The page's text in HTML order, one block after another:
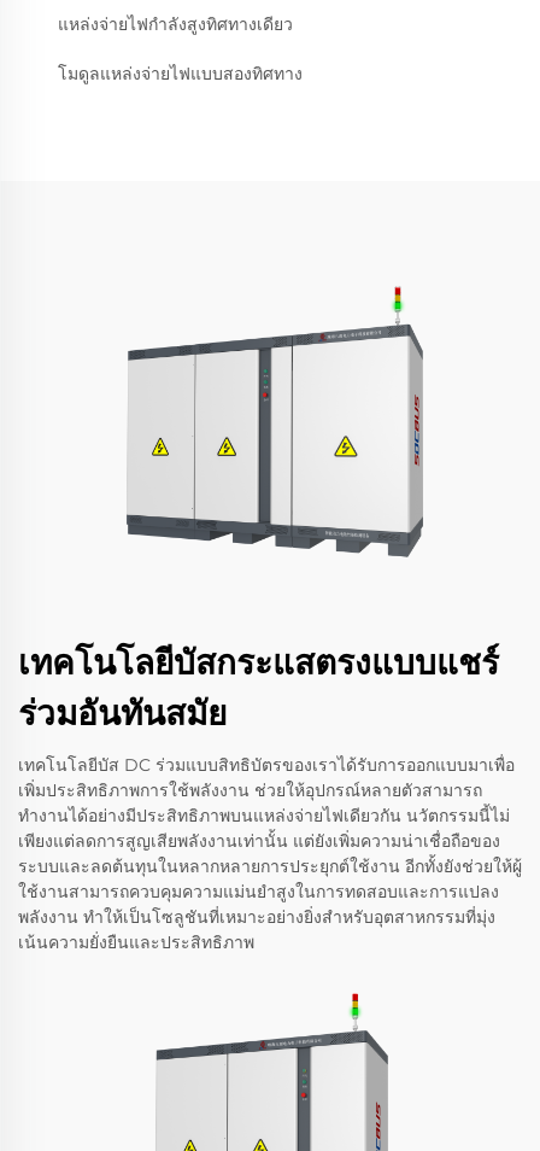
แหล่งจ่ายไฟกำลังสูงทิศทางเดียว
โมดูลแหล่งจ่ายไฟแบบสองทิศทาง
เทคโนโลยีบัสกระแสตรงแบบแชร์
ร่วมอันทันสมัย
เทคโนโลยีบัส DC ร่วมแบบสิทธิบัตรของเราได้รับการออกแบบมาเพื่อ
เพิ่มประสิทธิภาพการใช้พลังงาน ช่วยให้อุปกรณ์หลายตัวสามารถ
ทำงานได้อย่างมีประสิทธิภาพบนแหล่งจ่ายไฟเดียวกัน นวัตกรรมนี้ไม่
เพียงแต่ลดการสูญเสียพลังงานเท่านั้น แต่ยังเพิ่มความน่าเชื่อถือของ
ระบบและลดต้นทุนในหลากหลายการประยุกต์ใช้งาน อีกทั้งยังช่วยให้ผู้
ใช้งานสามารถควบคุมความแม่นยำสูงในการทดสอบและการแปลง
พลังงาน ทำให้เป็นโซลูชันที่เหมาะอย่างยิ่งสำหรับอุตสาหกรรมที่มุ่ง
เน้นความยั่งยืนและประสิทธิภาพ